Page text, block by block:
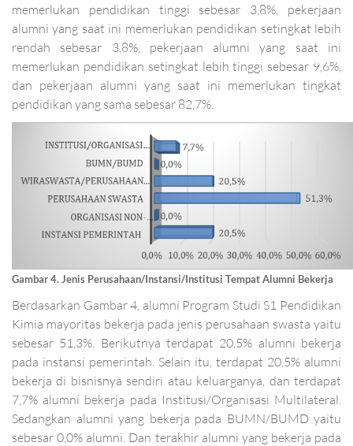
memerlukan pendidikan tinggi sebesar 3,8%, pekerjaan
alumni yang saat ini memerlukan pendidikan setingkat lebih
rendah sebesar 3,8%, pekerjaan alumni yang saat ini
memerlukan pendidikan setingkat lebih tinggi sebesar 9,6%,
dan pekerjaan alumni yang saat ini memerlukan tingkat
pendidikan yang sama sebesar 82,7%.
Gambar 4. Jenis Perusahaan/Instansi/Institusi Tempat Alumni Bekerja
Berdasarkan Gambar 4, alumni Program Studi S1 Pendidikan
Kimia mayoritas bekerja pada jenis perusahaan swasta yaitu
sebesar 51,3%. Berikutnya terdapat 20,5% alumni bekerja
pada instansi pemerintah. Selain itu, terdapat 20,5% alumni
bekerja di bisnisnya sendiri atau keluarganya, dan terdapat
7,7% alumni bekerja pada Institusi/Organisasi Multilateral.
Sedangkan alumni yang bekerja pada BUMN/BUMD yaitu
sebesar 0,0% alumni. Dan terakhir alumni yang bekerja pada